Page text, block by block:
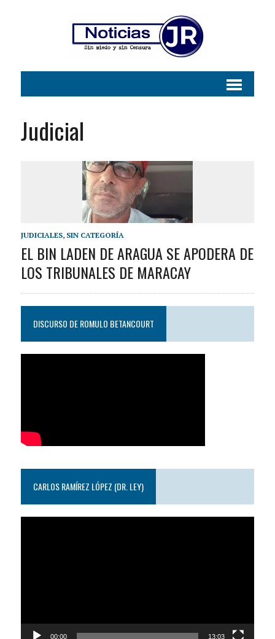
Judicial
JUDICIALES, SIN CATEGORÍA
EL BIN LADEN DE ARAGUA SE APODERA DE
LOS TRIBUNALES DE MARACAY
DISCURSO DE ROMULO BETANCOURT
CARLOS RAMÍREZ LÓPEZ (DR. LEY)
00:00 13:03